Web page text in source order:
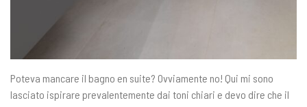
Poteva mancare il bagno en suite? Ovviamente no! Qui mi sono
lasciato ispirare prevalentemente dai toni chiari e devo dire che il